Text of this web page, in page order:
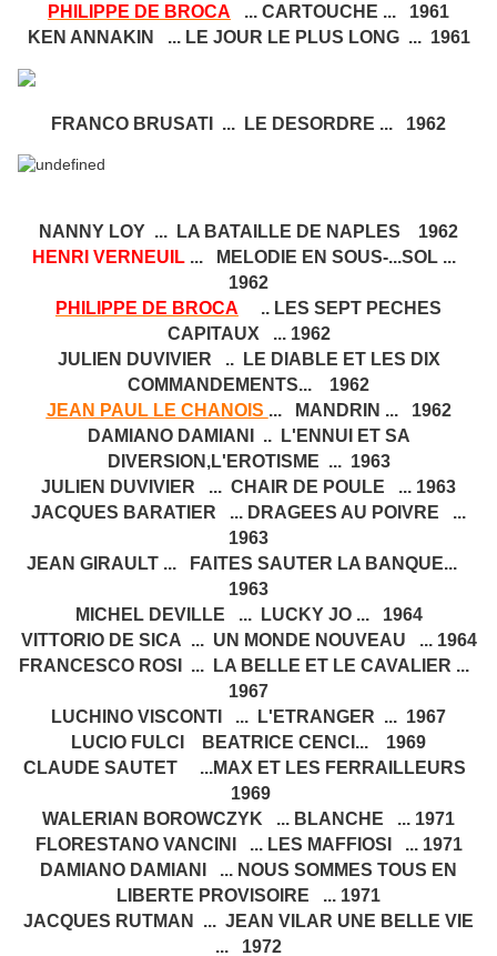
PHILIPPE DE BROCA
... CARTOUCHE ... 1961
KEN ANNAKIN ... LE JOUR LE PLUS LONG ... 1961
FRANCO BRUSATI ... LE DESORDRE ... 1962
NANNY LOY ... LA BATAILLE DE NAPLES 1962
HENRI VERNEUIL ... MELODIE EN SOUS-...SOL ...
1962
PHILIPPE DE BROCA
.. LES SEPT PECHES
CAPITAUX ... 1962
JULIEN DUVIVIER .. LE DIABLE ET LES DIX
COMMANDEMENTS... 1962
JEAN PAUL LE CHANOIS ... MANDRIN ... 1962
DAMIANO DAMIANI .. L'ENNUI ET SA
DIVERSION,L'EROTISME ... 1963
JULIEN DUVIVIER ... CHAIR DE POULE ... 1963
JACQUES BARATIER ... DRAGEES AU POIVRE ...
1963
JEAN GIRAULT ... FAITES SAUTER LA BANQUE...
1963
MICHEL DEVILLE ... LUCKY JO ... 1964
VITTORIO DE SICA ... UN MONDE NOUVEAU ... 1964
FRANCESCO ROSI ... LA BELLE ET LE CAVALIER ...
1967
LUCHINO VISCONTI ... L'ETRANGER ... 1967
LUCIO FULCI BEATRICE CENCI... 1969
CLAUDE SAUTET ...MAX ET LES FERRAILLEURS
1969
WALERIAN BOROWCZYK ... BLANCHE ... 1971
FLORESTANO VANCINI ... LES MAFFIOSI ... 1971
DAMIANO DAMIANI ... NOUS SOMMES TOUS EN
LIBERTE PROVISOIRE ... 1971
JACQUES RUTMAN ... JEAN VILAR UNE BELLE VIE
... 1972